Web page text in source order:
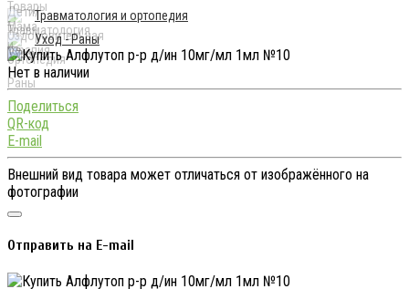
Травматология и ортопедия
Уход - Раны
Нет в наличии
Поделиться
QR-код
E-mail
Внешний вид товара может отличаться от изображённого на
фотографии
Отправить на E-mail